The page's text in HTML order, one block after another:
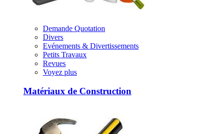
Demande Quotation
Divers
Evénements & Divertissements
Petits Travaux
Revues
Voyez plus
Matériaux de Construction